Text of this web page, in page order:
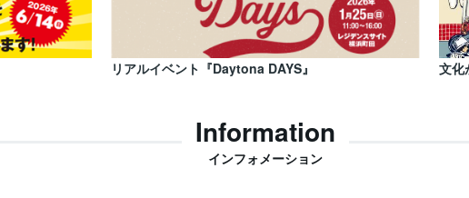
リアルイベント『Daytona DAYS』 文化
Information
インフォメーション